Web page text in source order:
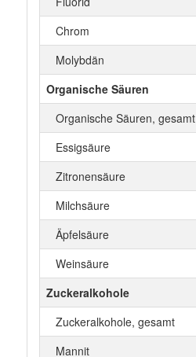
Chrom
Molybdän
Organische Säuren
Organische Säuren, gesamt
Essigsäure
Zitronensäure
Milchsäure
Äpfelsäure
Weinsäure
Zuckeralkohole
Zuckeralkohole, gesamt
Mannit